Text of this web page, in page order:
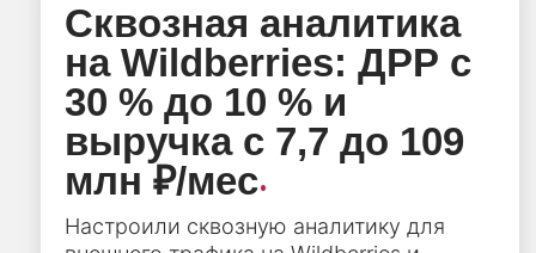
Сквозная аналитика
на Wildberries: ДРР с
30 % до 10 % и
выручка с 7,7 до 109
млн ₽/мес.
Настроили сквозную аналитику для